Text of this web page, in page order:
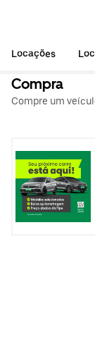
Locações
Compra
Compre um